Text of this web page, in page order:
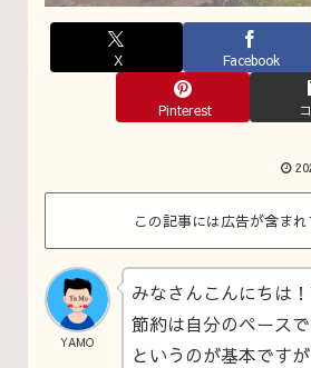
X Facebook
Pinterest
この記事には広告が含ま
YAMO
みなさんこんにちは！
節約は自分のペースで
というのが基本ですが